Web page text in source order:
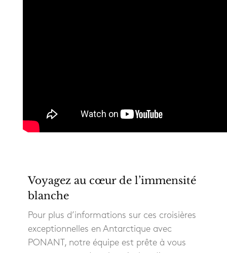
Voyagez au cœur de l’immensité
blanche
Pour plus d’informations sur ces croisières
exceptionnelles en Antarctique avec
PONANT, notre équipe est prête à vous